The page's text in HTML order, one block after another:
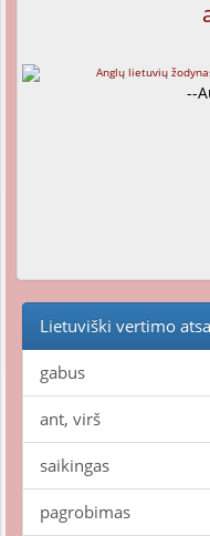
--
Lietuviški vertimo
gabus
ant, virš
saikingas
pagrobimas